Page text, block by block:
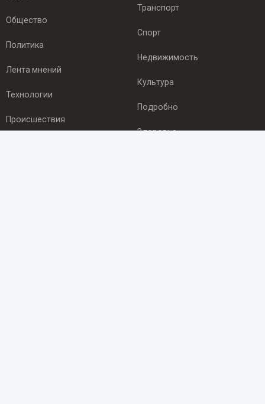
Общество
Политика
Лента мнений
Технологии
Происшествия
Транспорт
Спорт
Недвижимость
Культура
Подробно
Здоровье